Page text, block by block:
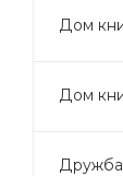
Дом
Дом